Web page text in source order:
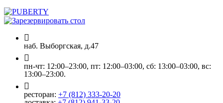
наб. Выборгская, д.47
пн-чт: 12:00–23:00, пт: 12:00–03:00, сб: 13:00–03:00, вс:
13:00–23:00.
ресторан: +7 (812) 333-20-20